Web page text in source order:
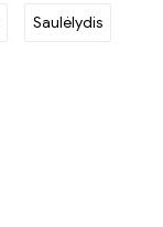
Saulėlydis